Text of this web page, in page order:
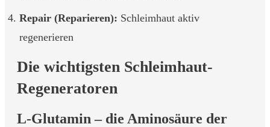
Repair (Reparieren): Schleimhaut aktiv
regenerieren
Die wichtigsten Schleimhaut-
Regeneratoren
L-Glutamin – die Aminosäure der